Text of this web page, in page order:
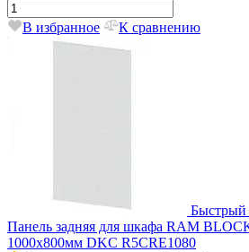
В избранное К сравнению
Быстрый
Панель задняя для шкафа RAM
1000х800мм DKC R5CRE1080